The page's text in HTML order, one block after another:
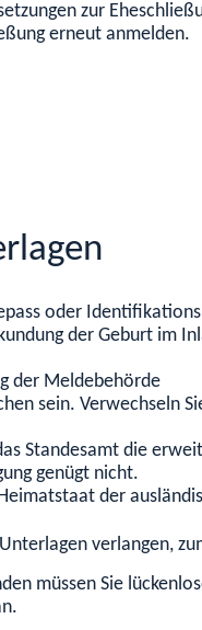
zur
erneut anmelden.
oder
der Geburt im
der Meldebehörde
sein. Verwechseln
Standesamt die
genügt nicht.
der
verlangen,
müssen Sie